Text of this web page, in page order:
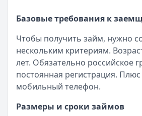
Базовые требования к
Чтобы получить займ, нужно
нескольким критериям.
лет. Обязательно российское
постоянная регистрация.
мобильный телефон.
Размеры и сроки займов